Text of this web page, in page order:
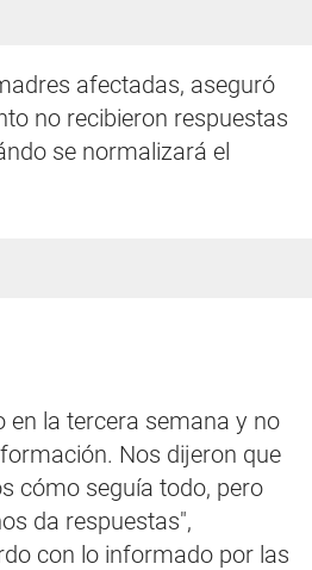
afectadas, aseguró
no recibieron respuestas
se normalizará el
en la tercera semana y no
Nos dijeron que
cómo seguía todo, pero
da respuestas",
con lo informado por las